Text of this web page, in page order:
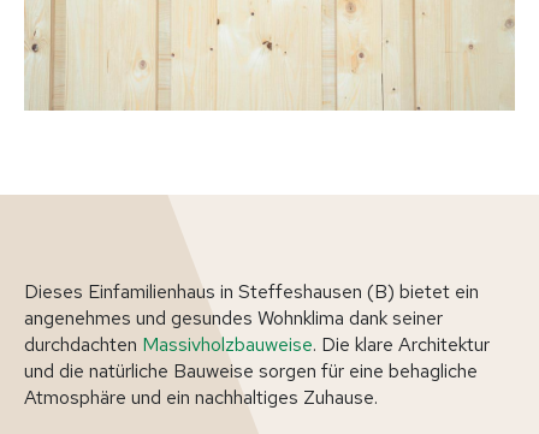
Dieses Einfamilienhaus in Steffeshausen (B) bietet ein
angenehmes und gesundes Wohnklima dank seiner
durchdachten Massivholzbauweise. Die klare Architektur
und die natürliche Bauweise sorgen für eine behagliche
Atmosphäre und ein nachhaltiges Zuhause.